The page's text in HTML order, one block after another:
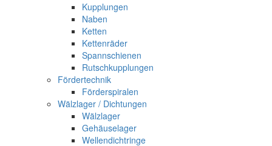
Kupplungen
Naben
Ketten
Kettenräder
Spannschienen
Rutschkupplungen
Fördertechnik
Förderspiralen
Wälzlager / Dichtungen
Wälzlager
Gehäuselager
Wellendichtringe